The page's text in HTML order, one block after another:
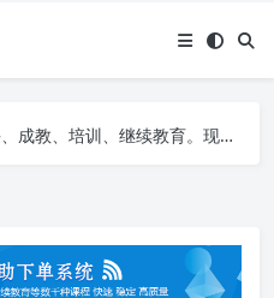
献内容生成论文
继续教育。现已接入代刷代考项目3000+
继续教育。现已接入代刷代考项目3000+